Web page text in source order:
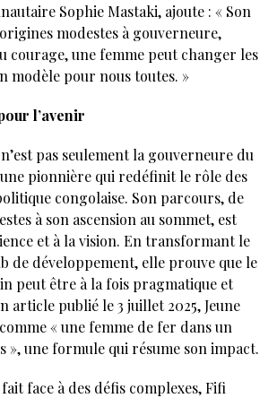
Sophie Mastaki, ajoute : « Son
modestes à gouverneure,
courage, une femme peut changer les
modèle pour nous toutes. »
l’avenir
pas seulement la gouverneure du
pionnière qui redéfinit le rôle des
congolaise. Son parcours, de
à son ascension au sommet, est
et à la vision. En transformant le
de développement, elle prouve que le
peut être à la fois pragmatique et
article publié le 3 juillet 2025, Jeune
« une femme de fer dans un
», une formule qui résume son impact.
face à des défis complexes, Fifi